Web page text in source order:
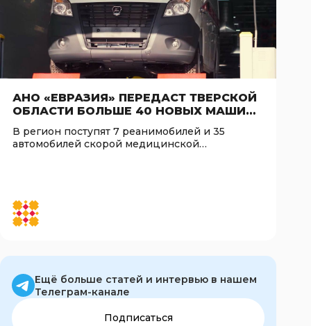
АНО «ЕВРАЗИЯ» ПЕРЕДАСТ ТВЕРСКОЙ
ОБЛАСТИ БОЛЬШЕ 40 НОВЫХ МАШИН
СКОРОЙ ПОМОЩИ УЖЕ В СЕНТЯБРЕ
В регион поступят 7 реанимобилей и 35
автомобилей скорой медицинской
Ещё больше статей и интервью в нашем
Телеграм-канале
Подписаться